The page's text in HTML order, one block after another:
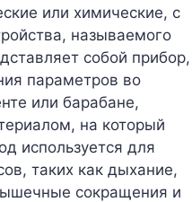
или химические, с
называемого
собой прибор,
параметров во
или барабане,
на который
используется для
таких как дыхание,
сокращения и